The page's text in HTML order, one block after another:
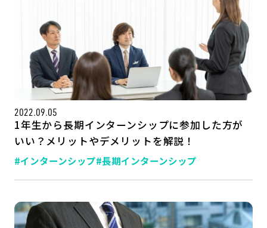
2022.09.05
1年生から長期インターンシップに参加した方が
いい？メリットやデメリットを解説！
#インターンシップ#長期インターンシップ